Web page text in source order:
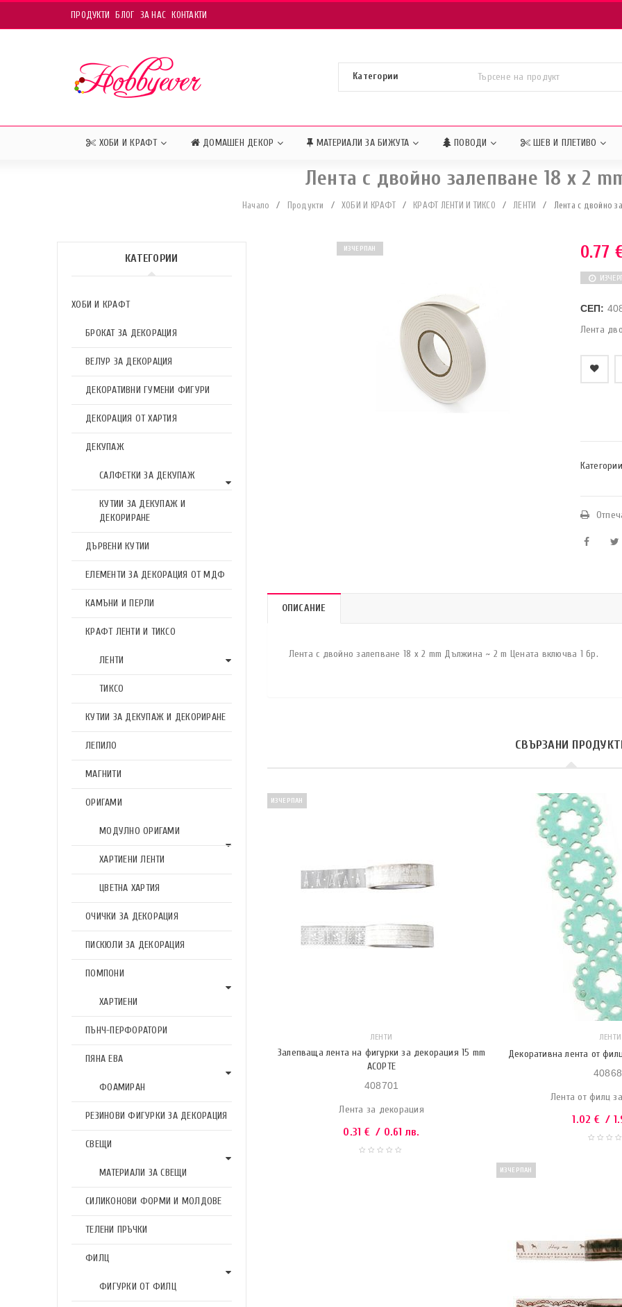
ПРОДУКТИ БЛОГ ЗА НАС КОНТАКТИ
ХОБИ И КРАФТ ДОМАШЕН ДЕКОР МАТЕРИАЛИ ЗА БИЖУТА ПОВОДИ ШЕВ И ПЛЕТИВО
Лента с двойно залепване 18 x 2
Начало / Продукти / ХОБИ И КРАФТ / КРАФТ ЛЕНТИ И ТИКСО / ЛЕНТИ / Лента с двойно
КАТЕГОРИИ
ХОБИ И КРАФТ
БРОКАТ ЗА ДЕКОРАЦИЯ
ВЕЛУР ЗА ДЕКОРАЦИЯ
ДЕКОРАТИВНИ ГУМЕНИ ФИГУРИ
ДЕКОРАЦИЯ ОТ ХАРТИЯ
ДЕКУПАЖ
САЛФЕТКИ ЗА ДЕКУПАЖ
КУТИИ ЗА ДЕКУПАЖ И
ДЕКОРИРАНЕ
ДЪРВЕНИ КУТИИ
ЕЛЕМЕНТИ ЗА ДЕКОРАЦИЯ ОТ МДФ
КАМЪНИ И ПЕРЛИ
КРАФТ ЛЕНТИ И ТИКСО
ЛЕНТИ
ТИКСО
КУТИИ ЗА ДЕКУПАЖ И ДЕКОРИРАНЕ
ЛЕПИЛО
МАГНИТИ
ОРИГАМИ
МОДУЛНО ОРИГАМИ
ХАРТИЕНИ ЛЕНТИ
ЦВЕТНА ХАРТИЯ
ОЧИЧКИ ЗА ДЕКОРАЦИЯ
ПИСКЮЛИ ЗА ДЕКОРАЦИЯ
ПОМПОНИ
ХАРТИЕНИ
ПЪНЧ-ПЕРФОРАТОРИ
ПЯНА ЕВА
ФОАМИРАН
РЕЗИНОВИ ФИГУРКИ ЗА ДЕКОРАЦИЯ
СВЕЩИ
МАТЕРИАЛИ ЗА СВЕЩИ
СИЛИКОНОВИ ФОРМИ И МОЛДОВЕ
ТЕЛЕНИ ПРЪЧКИ
ФИЛЦ
ФИГУРКИ ОТ ФИЛЦ
ИЗЧЕРПАН 0.77
СЕП:
Лента
ОПИСАНИЕ
Лента с двойно залепване 18 x 2 mm Дължина ~ 2 m Цената включва 1 бр.
СВЪРЗАНИ
ИЗЧЕРПАН
ЛЕНТИ
Залепваща лента на фигурки за декорация 15 mm
АСОРТЕ
408701
Лента за декорация
0.31 € / 0.61 лв.
ЛЕНТИ
Декоративна лента от
Лента от филц
1.02 € /
ИЗЧЕРПАН